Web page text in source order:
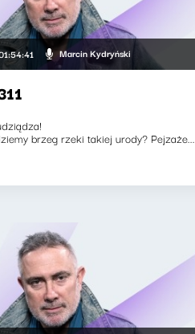
Marcin Kydryński
brzeg rzeki takiej urody? Pejzaże...